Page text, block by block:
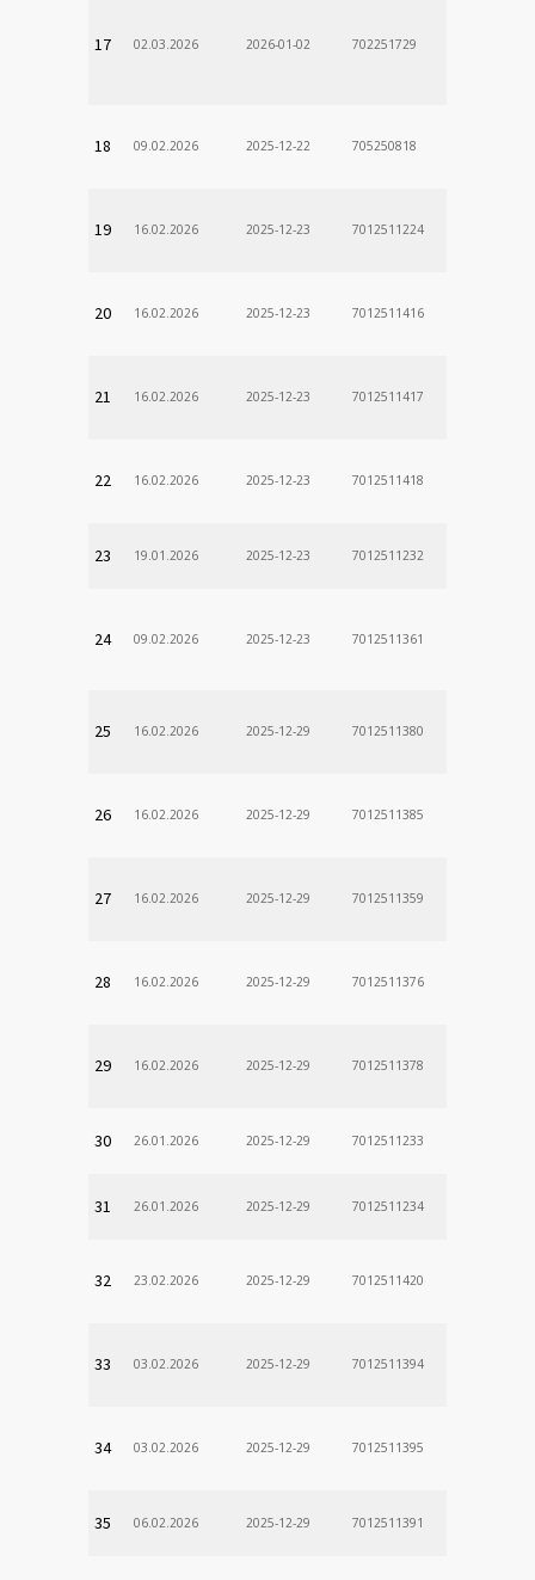
17 02.03.2026 2026-01-02 702251729
18 09.02.2026 2025-12-22 705250818
19 16.02.2026 2025-12-23 7012511224
20 16.02.2026 2025-12-23 7012511416
21 16.02.2026 2025-12-23 7012511417
22 16.02.2026 2025-12-23 7012511418
23 19.01.2026 2025-12-23 7012511232
24 09.02.2026 2025-12-23 7012511361
25 16.02.2026 2025-12-29 7012511380
26 16.02.2026 2025-12-29 7012511385
27 16.02.2026 2025-12-29 7012511359
28 16.02.2026 2025-12-29 7012511376
29 16.02.2026 2025-12-29 7012511378
30 26.01.2026 2025-12-29 7012511233
31 26.01.2026 2025-12-29 7012511234
32 23.02.2026 2025-12-29 7012511420
33 03.02.2026 2025-12-29 7012511394
34 03.02.2026 2025-12-29 7012511395
35 06.02.2026 2025-12-29 7012511391